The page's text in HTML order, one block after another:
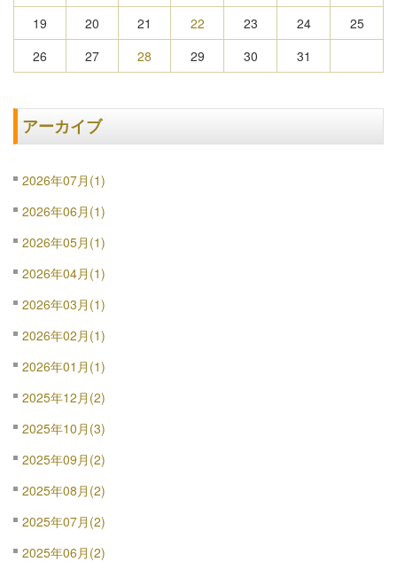
19
20 21 22 23 24
25
26
27 28 29 30 31
アーカイブ
2026年07月(1)
2026年06月(1)
2026年05月(1)
2026年04月(1)
2026年03月(1)
2026年02月(1)
2026年01月(1)
2025年12月(2)
2025年10月(3)
2025年09月(2)
2025年08月(2)
2025年07月(2)
2025年06月(2)